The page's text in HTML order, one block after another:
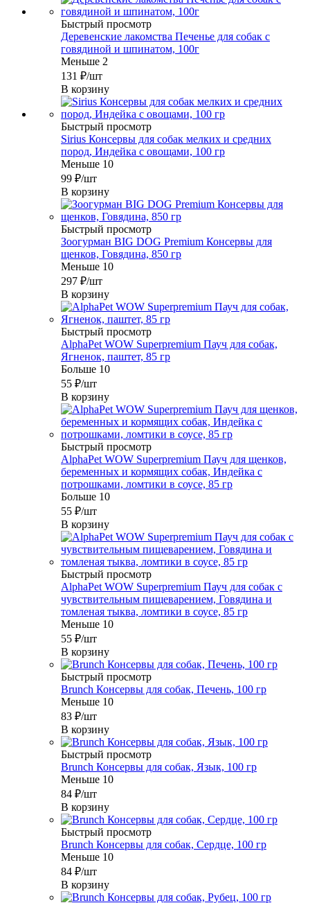
Быстрый просмотр
Деревенские лакомства Печенье для собак с
говядиной и шпинатом, 100г
Меньше 2
131 ₽/шт
В корзину
Быстрый просмотр
Sirius Консервы для собак мелких и средних
пород, Индейка с овощами, 100 гр
Меньше 10
99 ₽/шт
В корзину
Быстрый просмотр
Зоогурман BIG DOG Premium Консервы для
щенков, Говядина, 850 гр
Меньше 10
297 ₽/шт
В корзину
Быстрый просмотр
AlphaPet WOW Superpremium Пауч для собак,
Ягненок, паштет, 85 гр
Больше 10
55 ₽/шт
В корзину
Быстрый просмотр
AlphaPet WOW Superpremium Пауч для щенков,
беременных и кормящих собак, Индейка с
потрошками, ломтики в соусе, 85 гр
Больше 10
55 ₽/шт
В корзину
Быстрый просмотр
AlphaPet WOW Superpremium Пауч для собак с
чувствительным пищеварением, Говядина и
томленая тыква, ломтики в соусе, 85 гр
Меньше 10
55 ₽/шт
В корзину
Быстрый просмотр
Brunch Консервы для собак, Печень, 100 гр
Меньше 10
83 ₽/шт
В корзину
Быстрый просмотр
Brunch Консервы для собак, Язык, 100 гр
Меньше 10
84 ₽/шт
В корзину
Быстрый просмотр
Brunch Консервы для собак, Сердце, 100 гр
Меньше 10
84 ₽/шт
В корзину